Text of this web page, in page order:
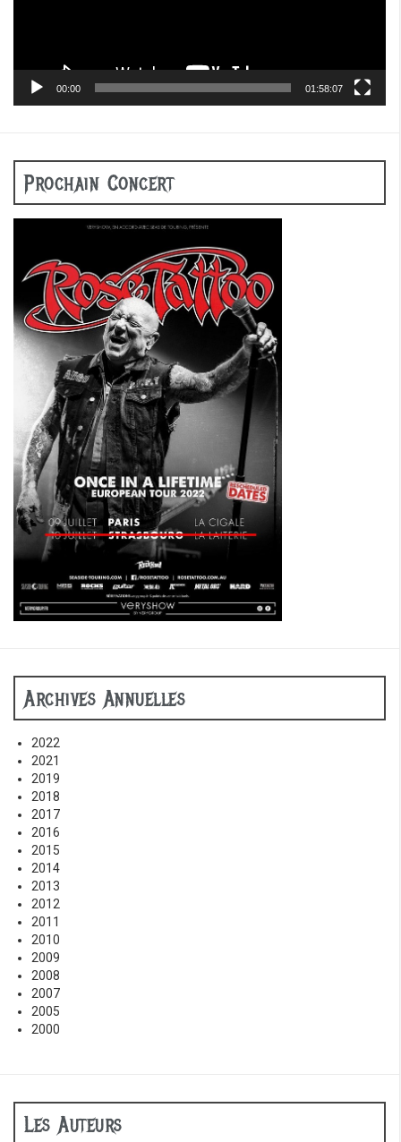
00:00 01:58:07
Prochain Concert
Archives Annuelles
2022
2021
2019
2018
2017
2016
2015
2014
2013
2012
2011
2010
2009
2008
2007
2005
2000
Les Auteurs